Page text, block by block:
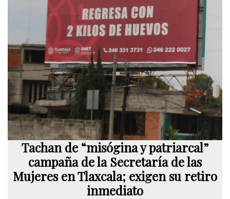
Tachan de “misógina y patriarcal”
campaña de la Secretaría de las
Mujeres en Tlaxcala; exigen su retiro
inmediato